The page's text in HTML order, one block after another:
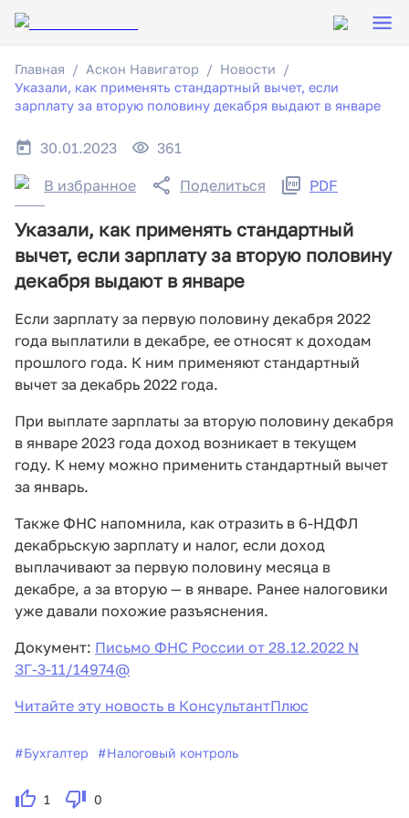
Главная Аскон Навигатор
Новости
Указали, как применять стандартный вычет, если
зарплату за вторую половину декабря выдают в январе
30.01.2023 361
В избранное Поделиться PDF
Указали, как применять стандартный
вычет, если зарплату за вторую половину
декабря выдают в январе
Если зарплату за первую половину декабря 2022
года выплатили в декабре, ее относят к доходам
прошлого года. К ним применяют стандартный
вычет за декабрь 2022 года.
При выплате зарплаты за вторую половину декабря
в январе 2023 года доход возникает в текущем
году. К нему можно применить стандартный вычет
за январь.
Также ФНС напомнила, как отразить в 6-НДФЛ
декабрьскую зарплату и налог, если доход
выплачивают за первую половину месяца в
декабре, а за вторую — в январе. Ранее налоговики
уже давали похожие разъяснения.
Документ: Письмо ФНС России от 28.12.2022 N
ЗГ-3-11/14974@
Читайте эту новость в КонсультантПлюс
#Бухгалтер #Налоговый контроль
1 0